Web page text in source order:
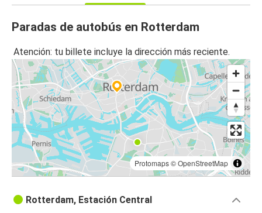
Paradas de autobús en Rotterdam
Atención: tu billete incluye la dirección más reciente.
Protomaps©OpenStreetMap
Rotterdam, Estación Central